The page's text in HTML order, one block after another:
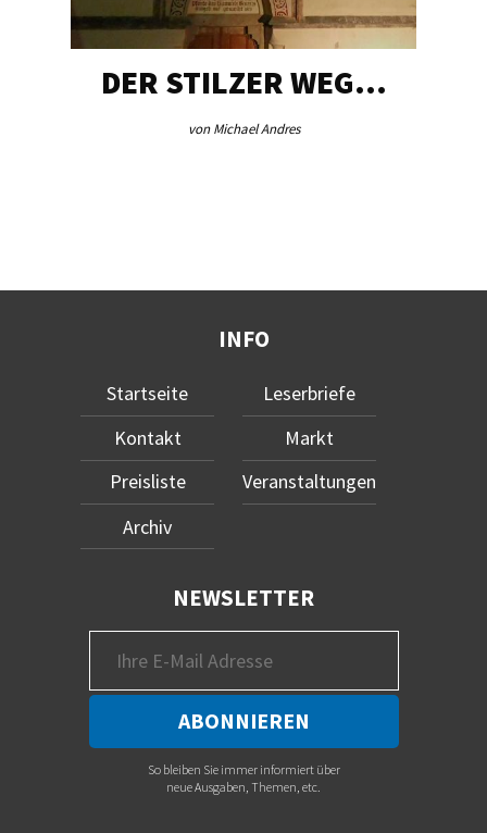
DER STILZER WEG…
von Michael Andres
INFO
Startseite
Kontakt
Preisliste
Archiv
Leserbriefe
Markt
Veranstaltungen
NEWSLETTER
So bleiben Sie immer informiert über
neue Ausgaben, Themen, etc.